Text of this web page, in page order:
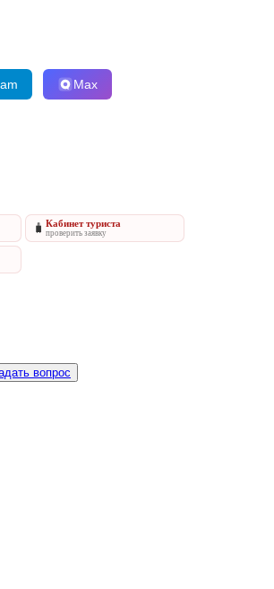
Max
🧳 Кабинет туриста
проверить заявку
вопрос